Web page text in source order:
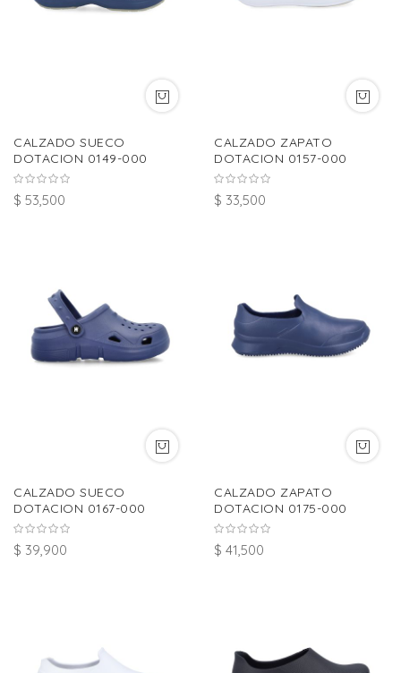
CALZADO SUECO
DOTACION 0149-000
$ 53,500
CALZADO ZAPATO
DOTACION 0157-000
$ 33,500
CALZADO SUECO
DOTACION 0167-000
$ 39,900
CALZADO ZAPATO
DOTACION 0175-000
$ 41,500